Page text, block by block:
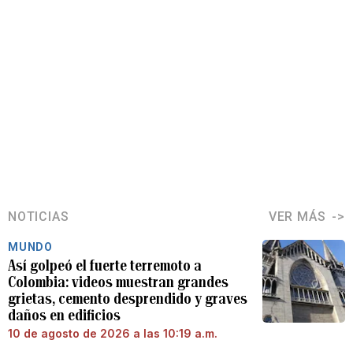
NOTICIAS VER MÁS
MUNDO
Así golpeó el fuerte terremoto a
Colombia: videos muestran grandes
grietas, cemento desprendido y graves
daños en edificios
10 de agosto de 2026 a las 10:19 a.m.